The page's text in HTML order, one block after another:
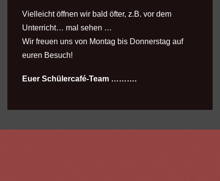
Vielleicht öffnen wir bald öfter, z.B. vor dem
Unterricht… mal sehen …
Wir freuen uns von Montag bis Donnerstag auf
euren Besuch!
Euer Schülercafé-Team ……….